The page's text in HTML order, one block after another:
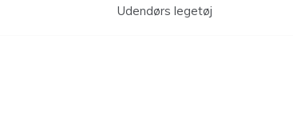
Udendørs legetøj